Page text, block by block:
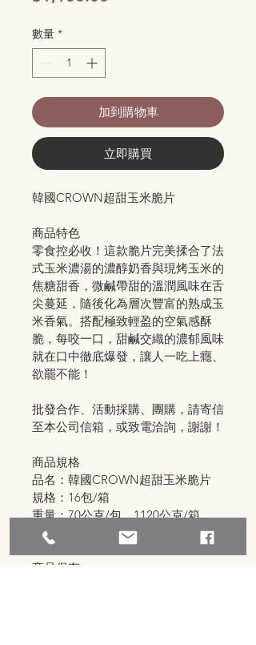
數量 *
加到購物車
立即購買
韓國CROWN超甜玉米脆片
商品特色
零食控必收！這款脆片完美揉合了法
式玉米濃湯的濃醇奶香與現烤玉米的
焦糖甜香，微鹹帶甜的溫潤風味在舌
尖蔓延，隨後化為層次豐富的熟成玉
米香氣。搭配極致輕盈的空氣感酥
脆，每咬一口，甜鹹交織的濃郁風味
就在口中徹底爆發，讓人一吃上癮、
欲罷不能！
批發合作、活動採購、團購，請寄信
至本公司信箱，或致電洽詢，謝謝！
商品規格
品名：韓國CROWN超甜玉米脆片
規格：16包/箱
重量：70公克/包、1120公克/箱
原產地：韓國
商品保存